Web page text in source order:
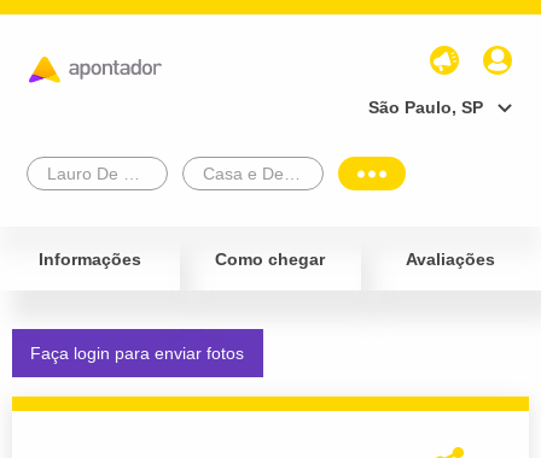
São Paulo, SP
Informações Como chegar Avaliações
Faça login para enviar fotos